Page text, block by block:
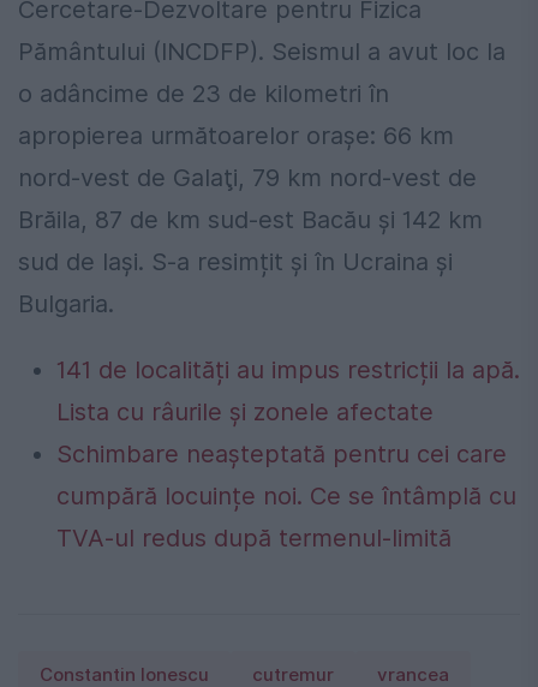
Cercetare-Dezvoltare pentru Fizica
Pământului (INCDFP). Seismul a avut loc la
o adâncime de 23 de kilometri în
apropierea următoarelor oraşe: 66 km
nord-vest de Galaţi, 79 km nord-vest de
Brăila, 87 de km sud-est Bacău şi 142 km
sud de Iaşi. S-a resimțit și în Ucraina și
Bulgaria.
141 de localități au impus restricții la apă.
Lista cu râurile și zonele afectate
Schimbare neașteptată pentru cei care
cumpără locuințe noi. Ce se întâmplă cu
TVA-ul redus după termenul-limită
Constantin Ionescu cutremur vrancea